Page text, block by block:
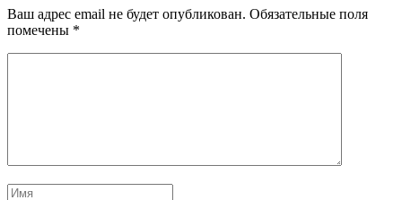
Ваш адрес email не будет опубликован. Обязательные поля
помечены *